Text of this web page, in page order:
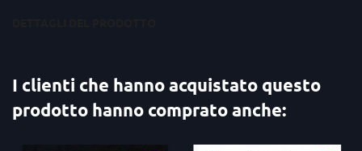
I clienti che hanno acquistato questo
prodotto hanno comprato anche: